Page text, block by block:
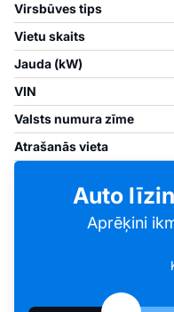
Virsbūves tips
Vietu skaits
Jauda (kW)
VIN
Valsts numura zīme
Atrašanās vieta
Auto
Aprēķini